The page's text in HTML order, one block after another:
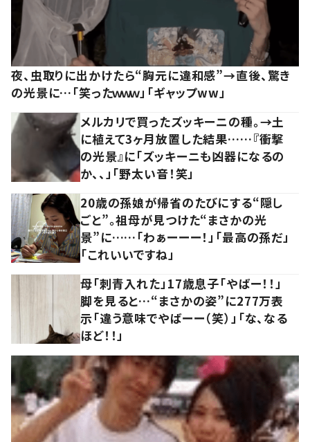
夜、虫取りに出かけたら“胸元に違和感”→直後、驚き
の光景に…「笑ったｗｗｗ」「ギャップww」
メルカリで買ったズッキーニの種。→土
に植えて3ヶ月放置した結果……『衝撃
の光景』に「ズッキーニも凶器になるの
か、、」「野太い音！笑」
20歳の孫娘が帰省のたびにする“隠し
ごと”。祖母が見つけた“まさかの光
景”に……「わぁーーー！」「最高の孫だ」
「これいいですね」
母「刺青入れた」17歳息子「やばー！！」
脚を見ると…“まさかの姿”に277万表
示「違う意味でやばーー（笑）」「な、なる
ほど！！」